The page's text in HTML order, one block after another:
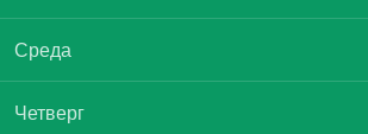
Среда
Четверг